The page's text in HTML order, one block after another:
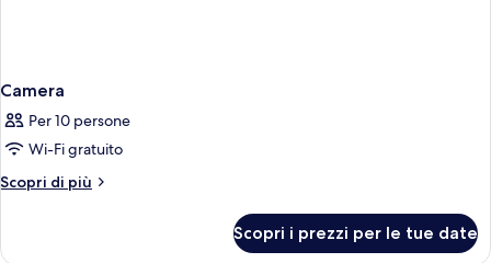
Camera
Per 10 persone
Wi-Fi gratuito
Scopri di più
Altri
Scopri i prezzi per le tue date